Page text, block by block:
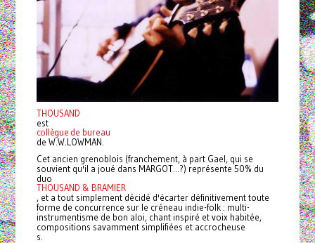
THOUSAND
est
collègue de bureau
de W.W.LOWMAN.
Cet ancien grenoblois (franchement, à part Gael, qui se
souvient qu'il a joué dans MARGOT...?) représente 50% du
duo
THOUSAND & BRAMIER
, et a tout simplement décidé d'écarter définitivement toute
forme de concurrence sur le créneau indie-folk : multi-
instrumentisme de bon aloi, chant inspiré et voix habitée,
compositions savamment simplifiées et accrocheuse
s.